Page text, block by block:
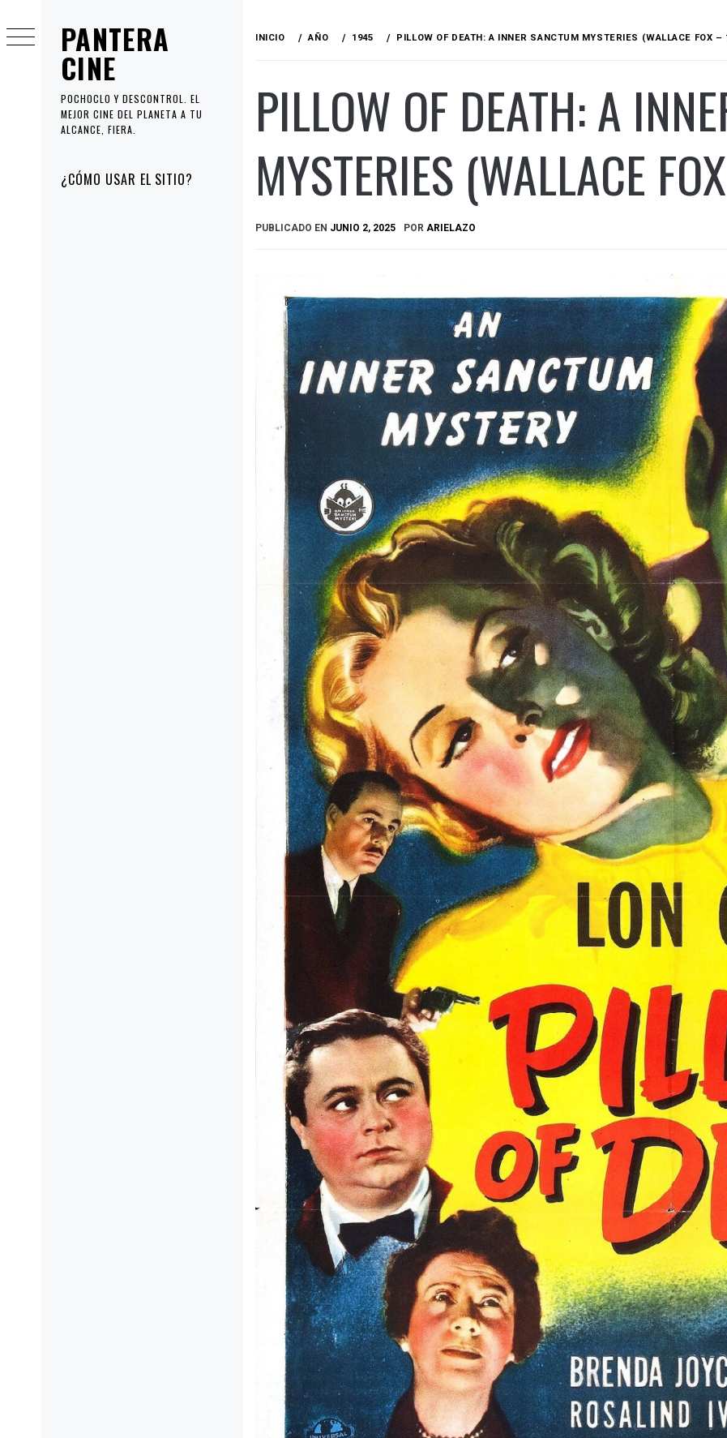
PANTERA
CINE
POCHOCLO Y DESCONTROL. EL
MEJOR CINE DEL PLANETA A TU
ALCANCE, FIERA.
principal
¿CÓMO USAR EL SITIO?
al
contenido
INICIO AÑO 1945 PILLOW OF DEATH: A INNER SANCTUM MYSTERIES (WALLACE FOX –
PILLOW OF DEATH: A
MYSTERIES (WALLACE
PUBLICADO EN JUNIO 2, 2025 POR ARIELAZO